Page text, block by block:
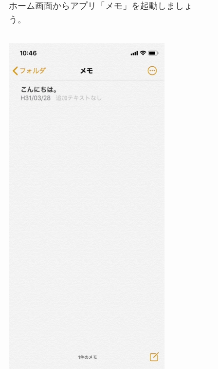
ホーム画面からアプリ「メモ」を起動しましょ
う。